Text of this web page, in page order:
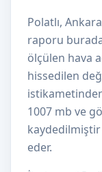
Polatlı,
raporu
ölçülen hava
hissedilen
1007 mb ve
eder.